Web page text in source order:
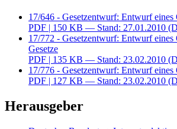
17/646 - Gesetzentwurf: Entwurf
PDF | 150 KB — Stand: 27.01.2010
17/772 - Gesetzentwurf: Entwurf
Gesetze
PDF | 135 KB — Stand: 23.02.2010
17/776 - Gesetzentwurf: Entwurf
PDF | 127 KB — Stand: 23.02.2010
Herausgeber